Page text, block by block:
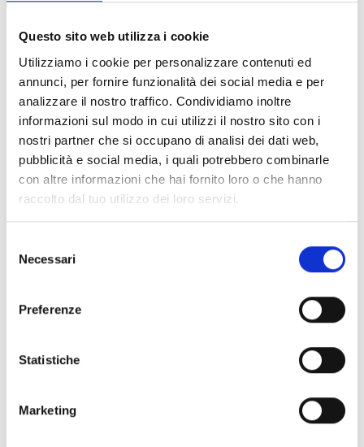
Questo sito web utilizza i cookie
Utilizziamo i cookie per personalizzare contenuti ed
annunci, per fornire funzionalità dei social media e per
analizzare il nostro traffico. Condividiamo inoltre
informazioni sul modo in cui utilizzi il nostro sito con i
nostri partner che si occupano di analisi dei dati web,
pubblicità e social media, i quali potrebbero combinarle
con altre informazioni che hai fornito loro o che hanno
raccolto dal tuo utilizzo dei loro servizi.
delNecessari
Preferenze
Statistiche
Marketing
Telefono
0343 52990
This page can't load Google Maps correctly.
Do you own this website?